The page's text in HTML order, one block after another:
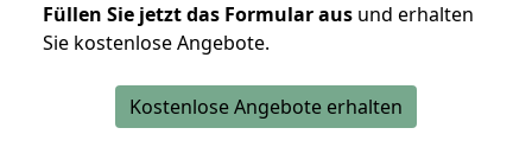
Füllen Sie jetzt das Formular aus und erhalten
Sie kostenlose Angebote.
Kostenlose Angebote erhalten